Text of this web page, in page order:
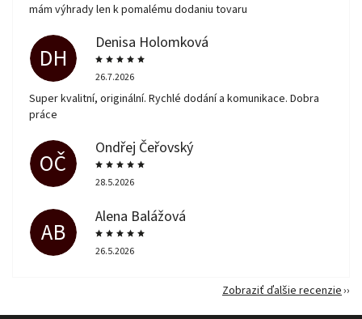
mám výhrady len k pomalému dodaniu tovaru
DH
Denisa Holomková
26.7.2026
Super kvalitní, originální. Rychlé dodání a komunikace. Dobra
práce
OČ
Ondřej Čeřovský
28.5.2026
AB
Alena Balážová
26.5.2026
Zobraziť ďalšie recenzie